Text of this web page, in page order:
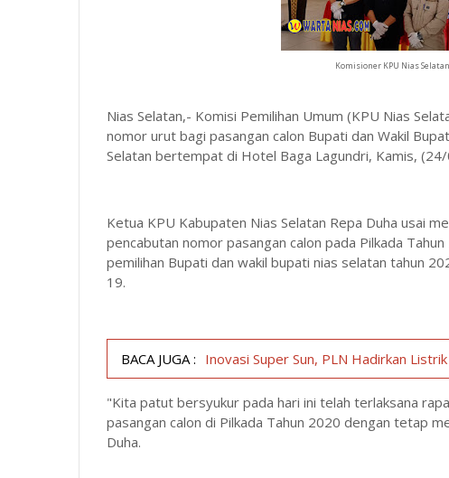
Komisioner KPU Nias
Nias Selatan,- Komisi Pemilihan Umum (KPU Nias
nomor urut bagi pasangan calon Bupati dan Wakil
Selatan bertempat di Hotel Baga Lagundri, Kamis,
Ketua KPU Kabupaten Nias Selatan Repa Duha usai
pencabutan nomor pasangan calon pada Pilkada
pemilihan Bupati dan wakil bupati nias selatan tahun
19.
BACA JUGA : Inovasi Super Sun, PLN Hadirkan
"Kita patut bersyukur pada hari ini telah terlaksana
pasangan calon di Pilkada Tahun 2020 dengan tetap
Duha.